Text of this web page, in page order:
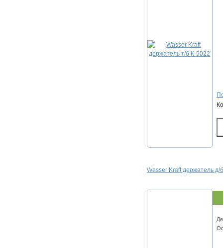
Wasser Kraft держатель